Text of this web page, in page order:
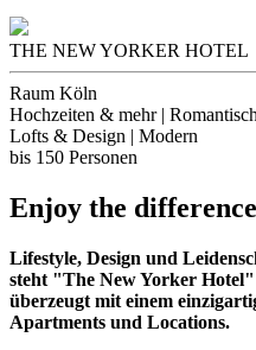
THE NEW YORKER HOTEL
Raum Köln
Hochzeiten & mehr |
Lofts & Design | Modern
bis 150 Personen
Enjoy the
Lifestyle, Design und
steht "The New Yorker
überzeugt mit einem
Apartments und Locations.